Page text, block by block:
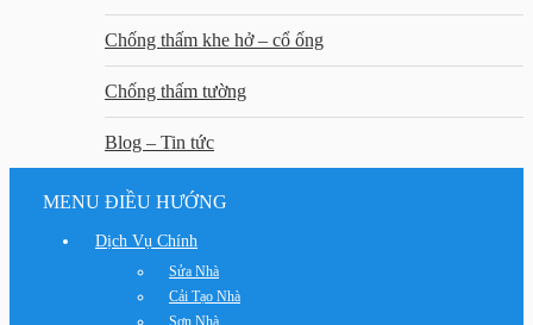
Chống thấm khe hở – cổ ống
Chống thấm tường
Blog – Tin tức
MENU ĐIỀU HƯỚNG
Dịch Vụ Chính
Sửa Nhà
Cải Tạo Nhà
Sơn Nhà